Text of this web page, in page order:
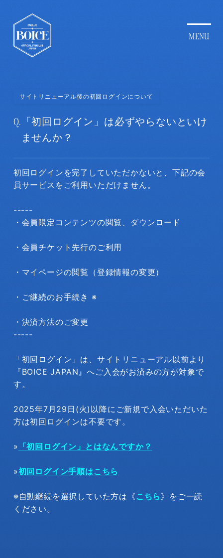
サイトリニューアル後の初回ログインについて
Q. 「初回ログイン」は必ずやらないといけ
ませんか？
初回ログインを完了していただかないと、下記の会
員サービスをご利用いただけません。
-----
・会員限定コンテンツの閲覧、ダウンロード
・会員チケット先行のご利用
・マイページの閲覧（登録情報の変更）
・ご継続のお手続き ※
・決済方法のご変更
-----
「初回ログイン」は、サイトリニューアル以前より
『BOICE JAPAN』へご入会がお済みの方が対象で
す。
2025年7月29日(火)以降にご新規で入会いただいた
方は初回ログインは不要です。
» 「初回ログイン」とはなんですか？
»初回ログイン手順はこちら
※自動継続を選択していた方は《 こちら 》をご一読
ください。